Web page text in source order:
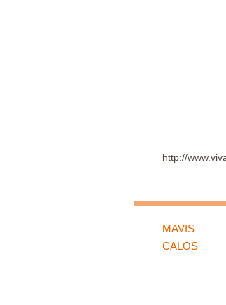
http://
MAVIS
CALOS